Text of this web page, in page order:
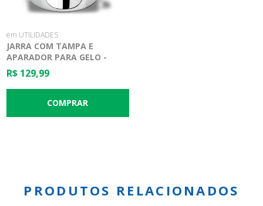
em UTILIDADES
JARRA COM TAMPA E
APARADOR PARA GELO -
ARIENZO 2 L - BRINOX
R$ 129,99
PRODUTOS RELACIONADOS